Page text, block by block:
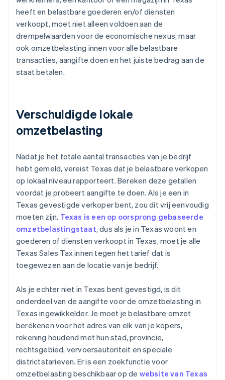
heeft en belastbare goederen en/of diensten
verkoopt, moet niet alleen voldoen aan de
drempelwaarden voor de economische nexus, maar
ook omzetbelasting innen voor alle belastbare
transacties, aangifte doen en het juiste bedrag aan de
staat betalen.
Verschuldigde lokale
omzetbelasting
Nadat je het totale aantal transacties van je bedrijf
hebt gemeld, vereist Texas dat je belastbare verkopen
op lokaal niveau rapporteert. Bereken deze getallen
voordat je probeert aangifte te doen. Als je een in
Texas gevestigde verkoper bent, zou dit vrij eenvoudig
moeten zijn. Texas is een op oorsprong gebaseerde
omzetbelastingstaat, dus als je in Texas woont en
goederen of diensten verkoopt in Texas, moet je alle
Texas Sales Tax innen tegen het tarief dat is
toegewezen aan de locatie van je bedrijf.
Als je echter niet in Texas bent gevestigd, is dit
onderdeel van de aangifte voor de omzetbelasting in
Texas ingewikkelder. Je moet je belastbare omzet
berekenen voor het adres van elk van je kopers,
rekening houdend met hun stad, provincie,
rechtsgebied, vervoersautoriteit en speciale
districtstarieven. Er is een zoekfunctie voor
omzetbelasting beschikbaar op de website van Texas